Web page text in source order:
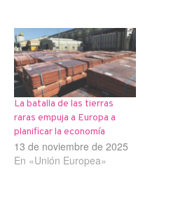
La batalla de las tierras
raras empuja a Europa a
planificar la economía
13 de noviembre de 2025
En «Unión Europea»